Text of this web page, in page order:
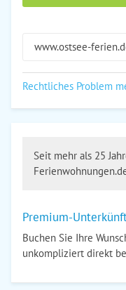
www.ostsee-
Rechtliches Problem
Seit mehr als 25
Premium-
Buchen Sie Ihre
unkompliziert direkt